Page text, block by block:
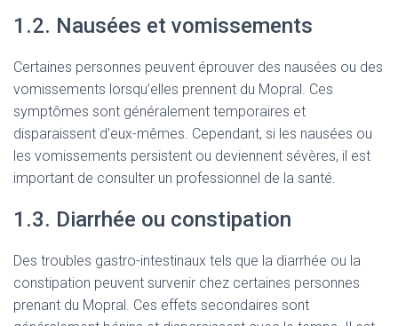
1.2. Nausées et vomissements
Certaines personnes peuvent éprouver des nausées ou des
vomissements lorsqu’elles prennent du Mopral. Ces
symptômes sont généralement temporaires et
disparaissent d’eux-mêmes. Cependant, si les nausées ou
les vomissements persistent ou deviennent sévères, il est
important de consulter un professionnel de la santé.
1.3. Diarrhée ou constipation
Des troubles gastro-intestinaux tels que la diarrhée ou la
constipation peuvent survenir chez certaines personnes
prenant du Mopral. Ces effets secondaires sont